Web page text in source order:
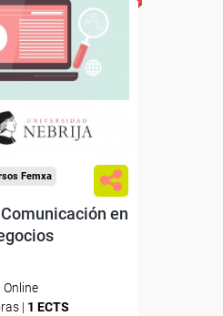
de acceso
titulación
segura
Femxa
en
Online
| 1 ECTS